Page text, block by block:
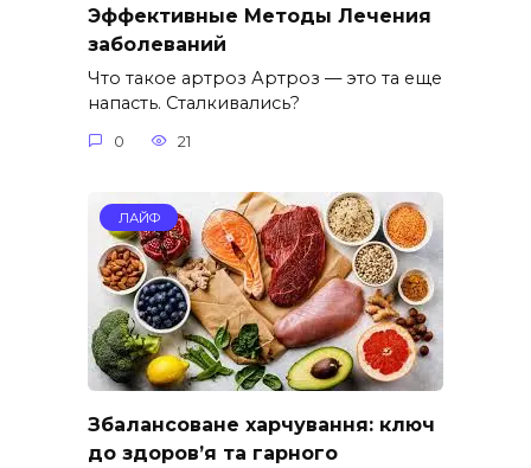
Эффективные Методы Лечения
заболеваний
Что такое артроз Артроз — это та еще
напасть. Сталкивались?
0 21
ЛАЙФ
Збалансоване харчування: ключ
до здоров’я та гарного